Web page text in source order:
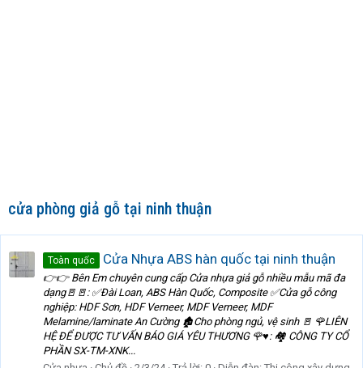
cửa phòng giả gỗ tại ninh thuận
Toàn quốc Cửa Nhựa ABS hàn quốc tại ninh thuận
👉👉 Bên Em chuyên cung cấp Cửa nhựa giả gỗ nhiều mẫu mã đa
dạng🚪🚪: ✅Đài Loan, ABS Hàn Quốc, Composite ✅Cửa gỗ công
nghiệp: HDF Sơn, HDF Verneer, MDF Verneer, MDF
Melamine/laminate An Cường 🏚Cho phòng ngủ, vệ sinh 🚪 🌹LIÊN
HỆ ĐỂ ĐƯỢC TƯ VẤN BÁO GIÁ YÊU THƯƠNG 🌹♥️: 🏘 CÔNG TY CỔ
PHẦN SX-TM-XNK...